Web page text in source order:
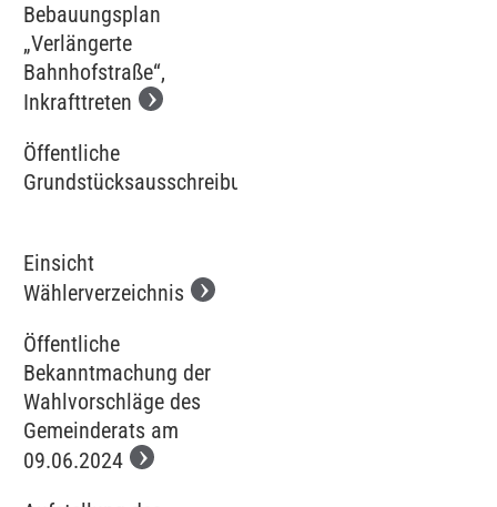
Bebauungsplan
„Verlängerte
Bahnhofstraße“,
Inkrafttreten
Öffentliche
Grundstücksausschreibung
Einsicht
Wählerverzeichnis
Öffentliche
Bekanntmachung der
Wahlvorschläge des
Gemeinderats am
09.06.2024